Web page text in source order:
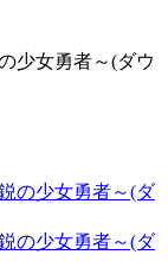
少女勇者～(ダウ